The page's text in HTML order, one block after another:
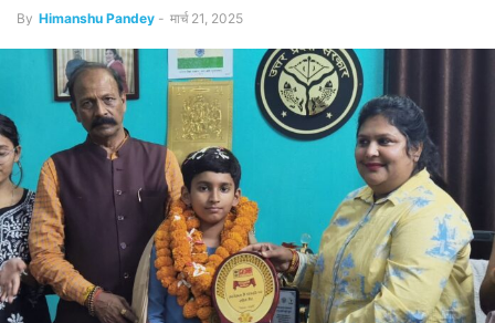
By Himanshu Pandey - मार्च 21, 2025